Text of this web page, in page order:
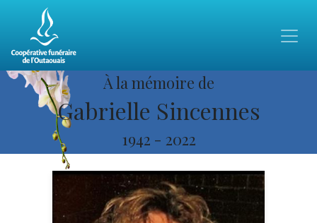
À la mémoire de
Gabrielle Sincennes
1942 - 2022